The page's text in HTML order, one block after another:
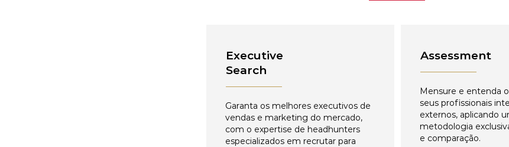
Executive
Search
Garanta os melhores executivos de
vendas e marketing do mercado,
com o expertise de headhunters
especializados em recrutar para
Assessment
Mensure e entenda
seus profissionais
externos, aplicando
metodologia
e comparação.